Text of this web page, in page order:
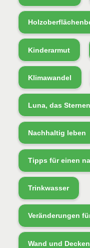
Kinderarmut
Klimawandel
Luna, das
Nachhaltig leben
Tipps für einen
Trinkwasser
Veränderungen
Wand und